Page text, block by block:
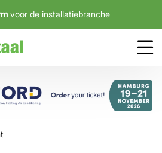
voor de installatiebranche